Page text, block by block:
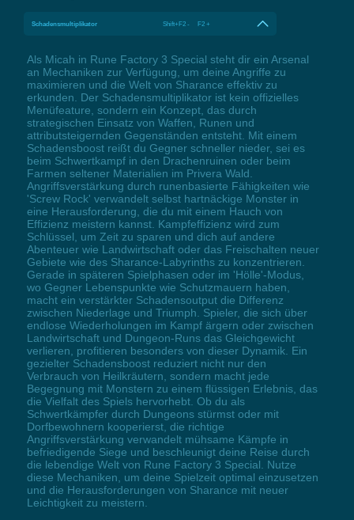
Schadensmultiplikator Shift+F2 - F2 +
Als Micah in Rune Factory 3 Special steht dir ein Arsenal
an Mechaniken zur Verfügung, um deine Angriffe zu
maximieren und die Welt von Sharance effektiv zu
erkunden. Der Schadensmultiplikator ist kein offizielles
Menüfeature, sondern ein Konzept, das durch
strategischen Einsatz von Waffen, Runen und
attributsteigernden Gegenständen entsteht. Mit einem
Schadensboost reißt du Gegner schneller nieder, sei es
beim Schwertkampf in den Drachenruinen oder beim
Farmen seltener Materialien im Privera Wald.
Angriffsverstärkung durch runenbasierte Fähigkeiten wie
'Screw Rock' verwandelt selbst hartnäckige Monster in
eine Herausforderung, die du mit einem Hauch von
Effizienz meistern kannst. Kampfeffizienz wird zum
Schlüssel, um Zeit zu sparen und dich auf andere
Abenteuer wie Landwirtschaft oder das Freischalten neuer
Gebiete wie des Sharance-Labyrinths zu konzentrieren.
Gerade in späteren Spielphasen oder im 'Hölle'-Modus,
wo Gegner Lebenspunkte wie Schutzmauern haben,
macht ein verstärkter Schadensoutput die Differenz
zwischen Niederlage und Triumph. Spieler, die sich über
endlose Wiederholungen im Kampf ärgern oder zwischen
Landwirtschaft und Dungeon-Runs das Gleichgewicht
verlieren, profitieren besonders von dieser Dynamik. Ein
gezielter Schadensboost reduziert nicht nur den
Verbrauch von Heilkräutern, sondern macht jede
Begegnung mit Monstern zu einem flüssigen Erlebnis, das
die Vielfalt des Spiels hervorhebt. Ob du als
Schwertkämpfer durch Dungeons stürmst oder mit
Dorfbewohnern kooperierst, die richtige
Angriffsverstärkung verwandelt mühsame Kämpfe in
befriedigende Siege und beschleunigt deine Reise durch
die lebendige Welt von Rune Factory 3 Special. Nutze
diese Mechaniken, um deine Spielzeit optimal einzusetzen
und die Herausforderungen von Sharance mit neuer
Leichtigkeit zu meistern.